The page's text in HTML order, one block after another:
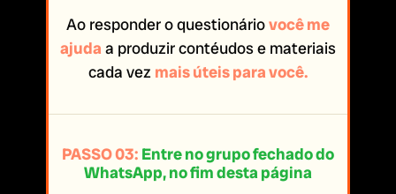
Ao responder o questionáriovocê me
ajuda a produzir contéudos e materiais
cada vez mais úteis para você.
PASSO 03: Entre no grupo fechado do
WhatsApp, no fim desta página